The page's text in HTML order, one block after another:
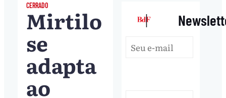
CERRADO
Mirtilo
se
adapta
ao
|